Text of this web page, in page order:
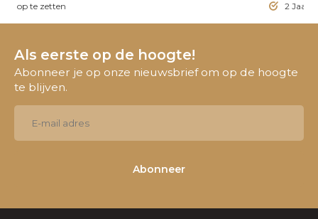
op te zetten 2 Jaar
Als eerste op de hoogte!
Abonneer je op onze nieuwsbrief om op de hoogte
te blijven.
Abonneer